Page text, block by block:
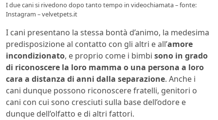
I due cani si rivedono dopo tanto tempo in videochiamata – fonte:
Instagram – velvetpets.it
I cani presentano la stessa bontà d’animo, la medesima
predisposizione al contatto con gli altri e all’amore
incondizionato, e proprio come i bimbi sono in grado
di riconoscere la loro mamma o una persona a loro
cara a distanza di anni dalla separazione. Anche i
cani dunque possono riconoscere fratelli, genitori o
cani con cui sono cresciuti sulla base dell’odore e
dunque dell’olfatto e di altri fattori.